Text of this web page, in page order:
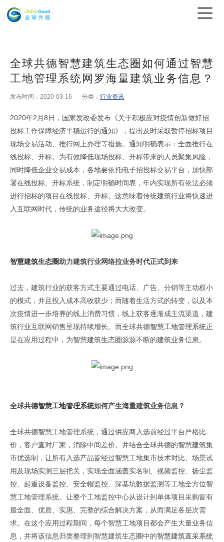
全球共德智慧建筑生态圈如何通过智慧
工地管理系统网罗海量建筑业务信息？
发布时间：2020-03-16 分类： 行业资讯
2020年2月8日，国家发改委发布《关于积极应对疫情创新做好招
投标工作保障经济平稳运行的通知》，提出及时采取暂停招标项目
现场交易活动、推行网上办理等措施。通知明确表示：全面推行在
线投标、开标。为有效降低现场投标、开标带来的人员聚集风险，
同时降低企业交易成本，各地要依托电子招投标交易平台，加快部
署在线投标、开标系统，制定明确时间表，年内实现所有依法必须
进行招标的项目在线投标、开标。这意味着传统建筑行业将快速进
入互联网时代，传统的业务途径将大大改变。
智慧建筑生态圈助力建筑行业网络拉业务时代正式到来
过去，建筑行业的获客方式主要通过电话、广告、分销等主动权小
的模式，并且投入成本高收获少；而随着生活方式的转变，以及本
次疫情进一步培养的线上消费习惯，线上获客逐渐成主流渠道，建
筑行业互联网销售呈现持续增长。而全球共德智慧工地管理系统正
是在应用过程中，为智慧建筑生态圈源源不断的建筑业务信息。
全球共德智慧工地管理系统如何产生海量建筑业务信息？
全球共德智慧工地管理系统，通过供应商入选前经过平台严格比
价，客户直对厂家，消除中间差价。并结合全球共德的智慧建筑集
市优选制，让所有入选产品皆经过智慧工地集市技术对比、场景试
用及现场实测三层把关，实现全面涵盖实名制、视频监控、扬尘监
控、起重设备监控、安全帽监控、深基坑数据监测等工地全方位智
慧工地管理系统。让整个工地监控中心从设计到单体项目采购皆有
最全面、优质、实惠、完整的综合解决方案，从而满足各层次需
求。在这个应用过程期间，每个智慧工地项目都会产生大量业务信
息，并将该信息归类整理到智慧建筑生态圈中的智慧建筑直采系统